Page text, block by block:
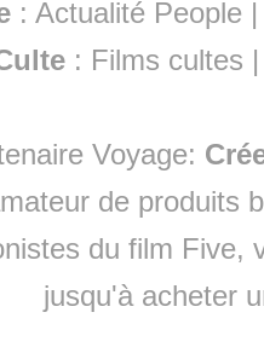
:Actualité People
: Films cultes
Voyage:
de produits
du film Five,
jusqu'à acheter